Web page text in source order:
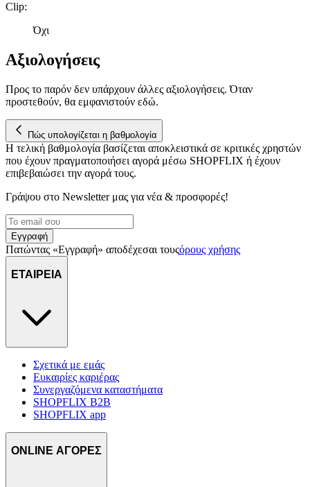
Clip:
Όχι
Αξιολογήσεις
Προς το παρόν δεν υπάρχουν άλλες αξιολογήσεις. Όταν
προστεθούν, θα εμφανιστούν εδώ.
Πώς υπολογίζεται η βαθμολογία
Η τελική βαθμολογία βασίζεται αποκλειστικά σε κριτικές χρηστών
που έχουν πραγματοποιήσει αγορά μέσω SHOPFLIX ή έχουν
επιβεβαιώσει την αγορά τους.
Γράψου στο Νewsletter μας για νέα & προσφορές!
Εγγραφή
Πατώντας «Εγγραφή» αποδέχεσαι τουςόρους χρήσης
ΕΤΑΙΡΕΙΑ
Σχετικά με εμάς
Ευκαιρίες καριέρας
Συνεργαζόμενα καταστήματα
SHOPFLIX B2B
SHOPFLIX app
ONLINE ΑΓΟΡΕΣ